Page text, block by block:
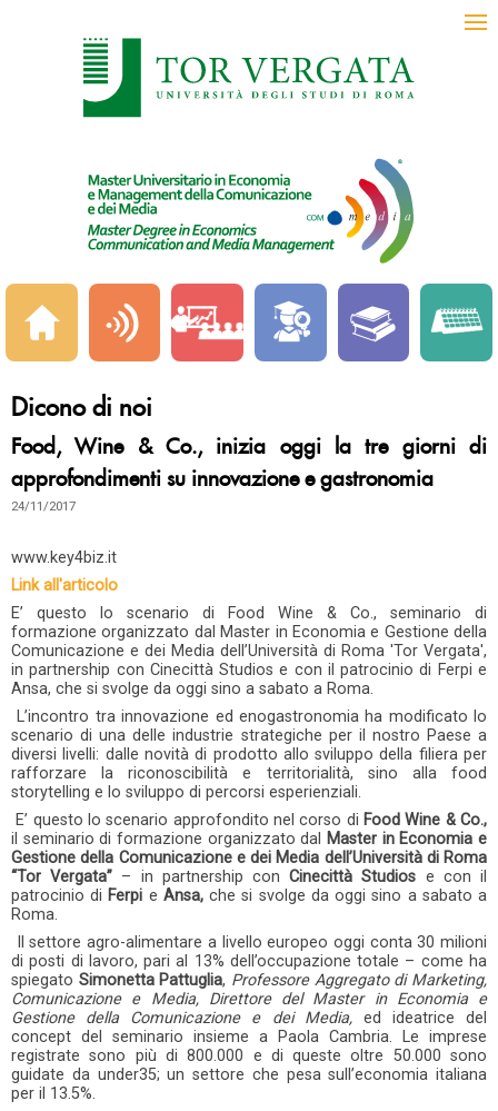
Dicono di noi
Food, Wine & Co., inizia oggi la tre giorni di
approfondimenti su innovazione e gastronomia
24/11/2017
www.key4biz.it
Link all'articolo
E’ questo lo scenario di Food Wine & Co., seminario di
formazione organizzato dal Master in Economia e Gestione della
Comunicazione e dei Media dell’Università di Roma 'Tor Vergata',
in partnership con Cinecittà Studios e con il patrocinio di Ferpi e
Ansa, che si svolge da oggi sino a sabato a Roma.
L’incontro tra innovazione ed enogastronomia ha modificato lo
scenario di una delle industrie strategiche per il nostro Paese a
diversi livelli: dalle novità di prodotto allo sviluppo della filiera per
rafforzare la riconoscibilità e territorialità, sino alla food
storytelling e lo sviluppo di percorsi esperienziali.
E’ questo lo scenario approfondito nel corso di Food Wine & Co.,
il seminario di formazione organizzato dal Master in Economia e
Gestione della Comunicazione e dei Media dell’Università di Roma
“Tor Vergata” – in partnership conCinecittà Studios e con il
patrocinio di Ferpi e Ansa,che si svolge da oggi sino a sabato a
Roma.
Il settore agro-alimentare a livello europeo oggi conta 30 milioni
di posti di lavoro, pari al 13% dell’occupazione totale – come ha
spiegato Simonetta Pattuglia, Professore Aggregato di Marketing,
Comunicazione e Media, Direttore del Master in Economia e
Gestione della Comunicazione e dei Media, ed ideatrice del
concept del seminario insieme a Paola Cambria. Le imprese
registrate sono più di 800.000 e di queste oltre 50.000 sono
guidate da under35; un settore che pesa sull’economia italiana
per il 13.5%.